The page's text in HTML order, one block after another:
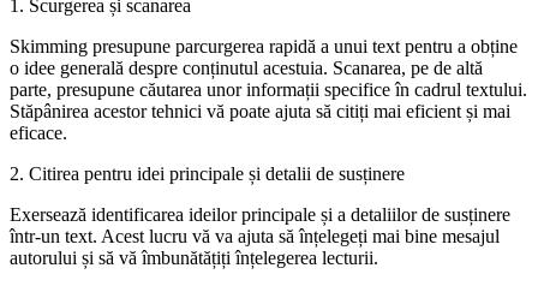
1. Scurgerea și scanarea
Skimming presupune parcurgerea rapidă a unui text pentru a obține
o idee generală despre conținutul acestuia. Scanarea, pe de altă
parte, presupune căutarea unor informații specifice în cadrul textului.
Stăpânirea acestor tehnici vă poate ajuta să citiți mai eficient și mai
eficace.
2. Citirea pentru idei principale și detalii de susținere
Exersează identificarea ideilor principale și a detaliilor de susținere
într-un text. Acest lucru vă va ajuta să înțelegeți mai bine mesajul
autorului și să vă îmbunătățiți înțelegerea lecturii.